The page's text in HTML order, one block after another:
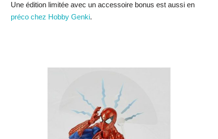
Une édition limitée avec un accessoire bonus est aussi en
préco chez Hobby Genki.